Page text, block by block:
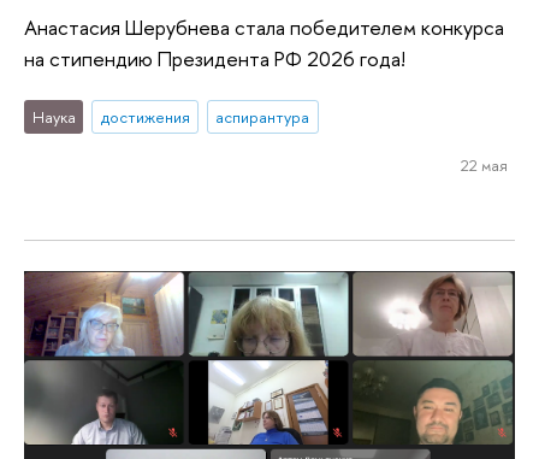
Анастасия Шерубнева стала победителем конкурса
на стипендию Президента РФ 2026 года!
Наука достижения аспирантура
22 мая